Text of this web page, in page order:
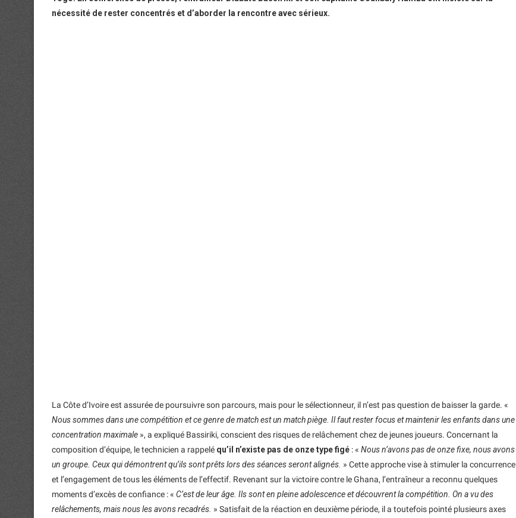
nécessité de rester concentrés et d’aborder la rencontre avec sérieux.
La Côte d’Ivoire est assurée de poursuivre son parcours, mais pour le sélectionneur, il n’est pas question de baisser la garde. «
Nous sommes dans une compétition et ce genre de match est un match piège. Il faut rester focus et maintenir les enfants dans une
concentration maximale », a expliqué Bassiriki, conscient des risques de relâchement chez de jeunes joueurs. Concernant la
composition d’équipe, le technicien a rappelé qu’il n’existe pas de onze type figé : « Nous n’avons pas de onze fixe, nous avons
un groupe. Ceux qui démontrent qu’ils sont prêts lors des séances seront alignés. » Cette approche vise à stimuler la concurrence
et l’engagement de tous les éléments de l’effectif. Revenant sur la victoire contre le Ghana, l’entraîneur a reconnu quelques
moments d’excès de confiance : « C’est de leur âge. Ils sont en pleine adolescence et découvrent la compétition. On a vu des
relâchements, mais nous les avons recadrés. » Satisfait de la réaction en deuxième période, il a toutefois pointé plusieurs axes